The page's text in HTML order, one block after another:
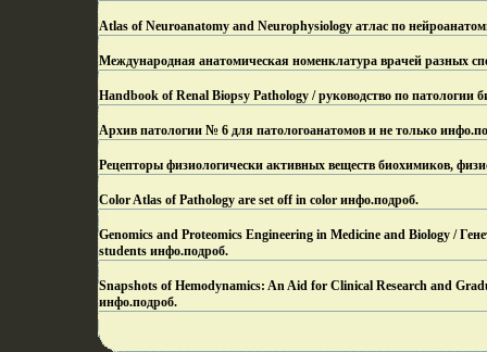
Atlas of Neuroanatomy and Neurophysiology атлас по
Международная анатомическая номенклатура врачей разных
Handbook of Renal Biopsy Pathology / руководство по
Архив патологии № 6 для патологоанатомов и не только инфо.
Рецепторы физиологически активных веществ биохимиков,
Color Atlas of Pathology are set off in color инфо.подроб.
Genomics and Proteomics Engineering in Medicine and Biology /
students инфо.подроб.
Snapshots of Hemodynamics: An Aid for Clinical Research and
инфо.подроб.